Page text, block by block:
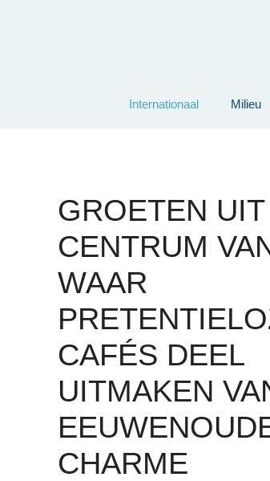
Internationaal Milieu
GROETEN
CENTRUM
WAAR
CAFÉS DEEL
UITMAKEN
CHARME